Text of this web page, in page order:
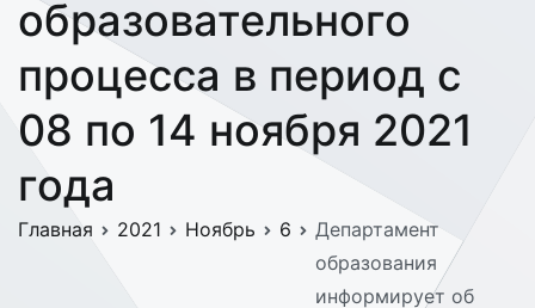
образовательного
процесса в период с
08 по 14 ноября 2021
года
Главная 2021 Ноябрь 6
Департамент
образования
информирует об